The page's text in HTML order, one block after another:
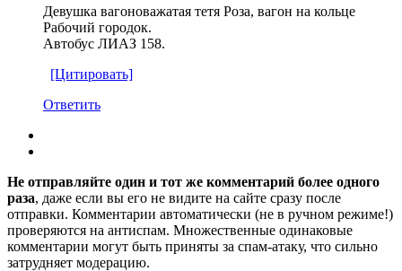
Девушка вагоноважатая тетя Роза, вагон на кольце
Рабочий городок.
Автобус ЛИАЗ 158.
[Цитировать]
Ответить
Не отправляйте один и тот же комментарий более одного
раза, даже если вы его не видите на сайте сразу после
отправки. Комментарии автоматически (не в ручном режиме!)
проверяются на антиспам. Множественные одинаковые
комментарии могут быть приняты за спам-атаку, что сильно
затрудняет модерацию.